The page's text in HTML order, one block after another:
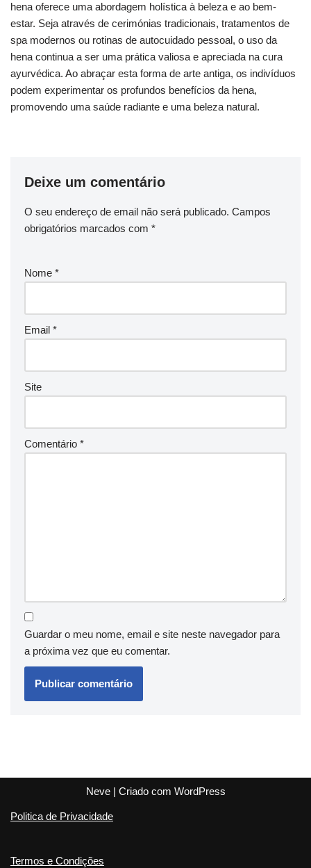
hena oferece uma abordagem holística à beleza e ao bem-
estar. Seja através de cerimónias tradicionais, tratamentos de
spa modernos ou rotinas de autocuidado pessoal, o uso da
hena continua a ser uma prática valiosa e apreciada na cura
ayurvédica. Ao abraçar esta forma de arte antiga, os indivíduos
podem experimentar os profundos benefícios da hena,
promovendo uma saúde radiante e uma beleza natural.
Deixe um comentário
O seu endereço de email não será publicado. Campos
obrigatórios marcados com *
Nome *
Email *
Site
Comentário *
Guardar o meu nome, email e site neste navegador para
a próxima vez que eu comentar.
Neve| Criado com WordPress
Politica de Privacidade
Termos e Condições